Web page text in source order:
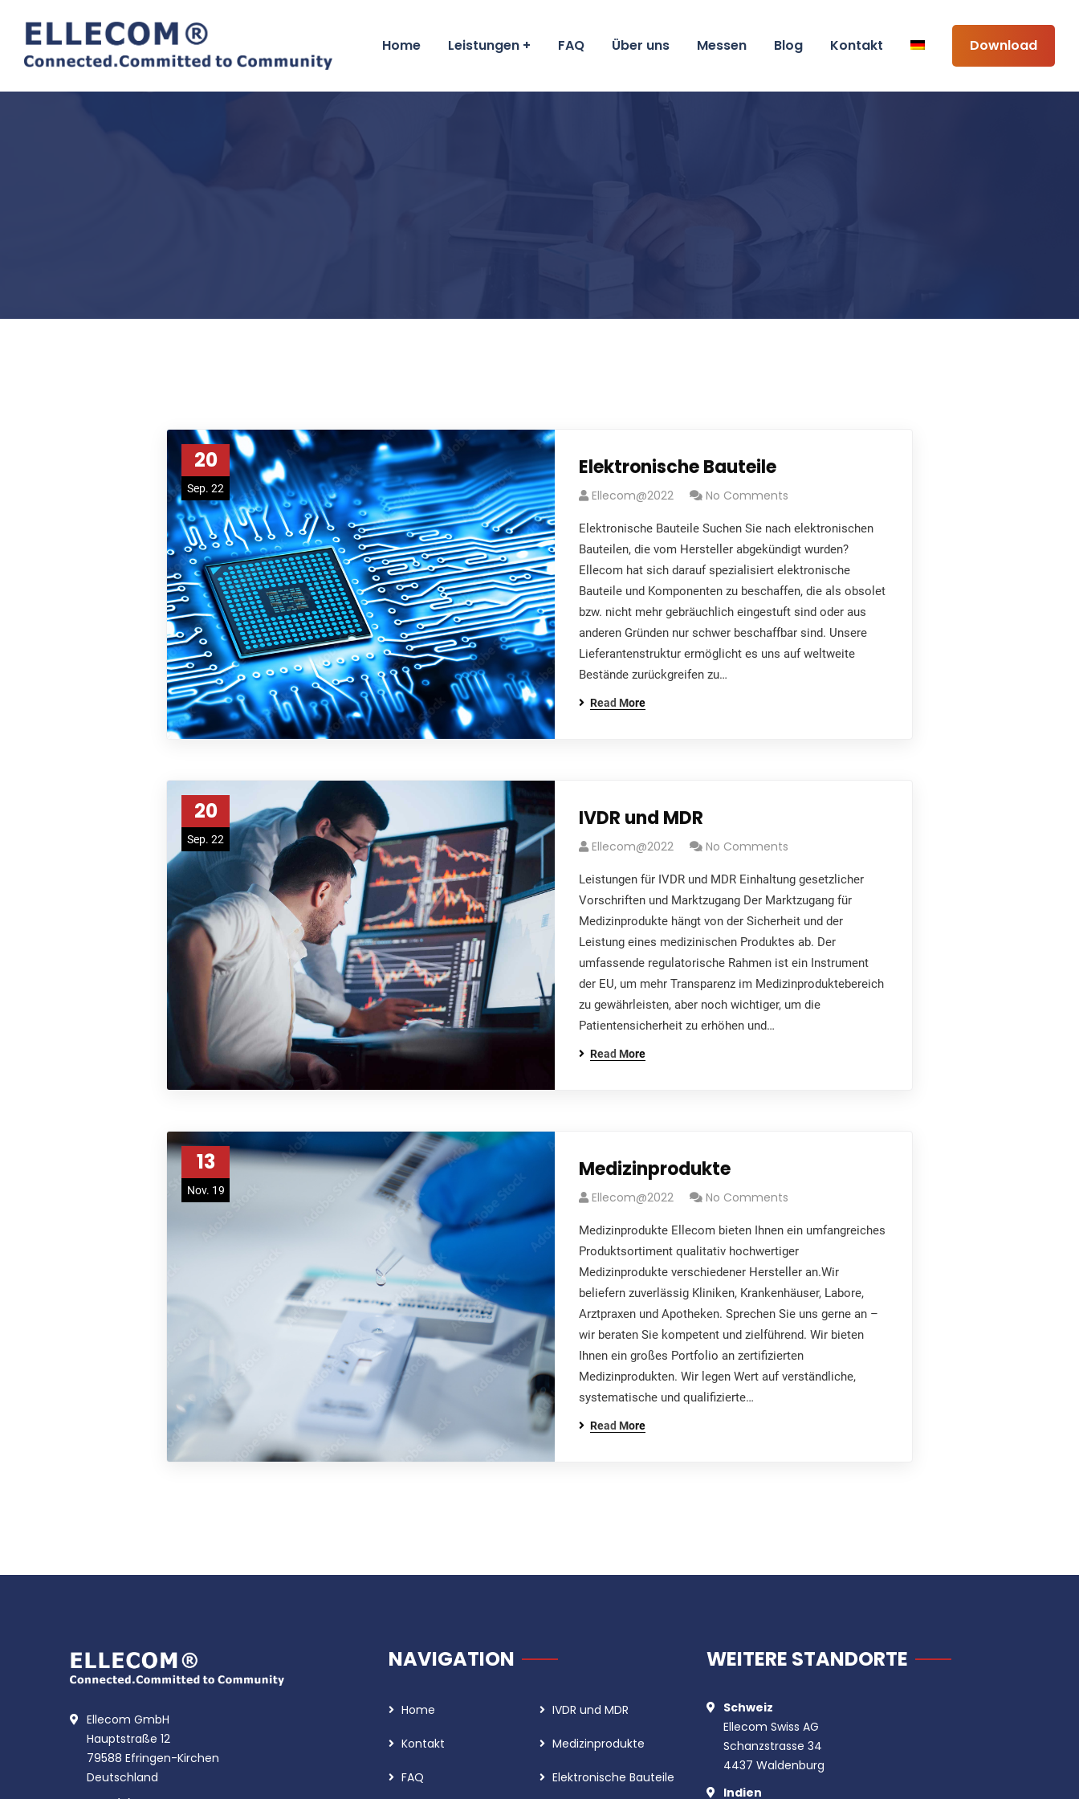
Home Leistungen FAQ Über uns Messen Blog Kontakt Download
20
Sep. 22
Elektronische Bauteile
Ellecom@2022 No Comments
Elektronische Bauteile Suchen Sie nach elektronischen
Bauteilen, die vom Hersteller abgekündigt wurden?
Ellecom hat sich darauf spezialisiert elektronische
Bauteile und Komponenten zu beschaffen, die als obsolet
bzw. nicht mehr gebräuchlich eingestuft sind oder aus
anderen Gründen nur schwer beschaffbar sind. Unsere
Lieferantenstruktur ermöglicht es uns auf weltweite
Bestände zurückgreifen zu…
Read More
20
Sep. 22
IVDR und MDR
Ellecom@2022 No Comments
Leistungen für IVDR und MDR Einhaltung gesetzlicher
Vorschriften und Marktzugang Der Marktzugang für
Medizinprodukte hängt von der Sicherheit und der
Leistung eines medizinischen Produktes ab. Der
umfassende regulatorische Rahmen ist ein Instrument
der EU, um mehr Transparenz im Medizinproduktebereich
zu gewährleisten, aber noch wichtiger, um die
Patientensicherheit zu erhöhen und…
Read More
13
Nov. 19
Medizinprodukte
Ellecom@2022 No Comments
Medizinprodukte Ellecom bieten Ihnen ein umfangreiches
Produktsortiment qualitativ hochwertiger
Medizinprodukte verschiedener Hersteller an.Wir
beliefern zuverlässig Kliniken, Krankenhäuser, Labore,
Arztpraxen und Apotheken. Sprechen Sie uns gerne an –
wir beraten Sie kompetent und zielführend. Wir bieten
Ihnen ein großes Portfolio an zertifizierten
Medizinprodukten. Wir legen Wert auf verständliche,
systematische und qualifizierte…
Read More
Ellecom GmbH
Hauptstraße 12
79588 Efringen-Kirchen
Deutschland
NAVIGATION
Home IVDR und MDR
Kontakt Medizinprodukte
FAQ Elektronische Bauteile
WEITERE STANDORTE
Schweiz
Ellecom Swiss AG
Schanzstrasse 34
4437 Waldenburg
Indien